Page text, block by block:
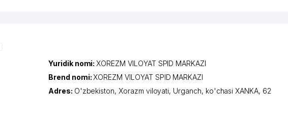
Yuridik nomi:XOREZM VILOYAT SPID MARKAZI
Brend nomi:XOREZM VILOYAT SPID MARKAZI
Adres: O'zbekiston,Xorazm viloyati, Urganch, ko'chasi XANKA, 62